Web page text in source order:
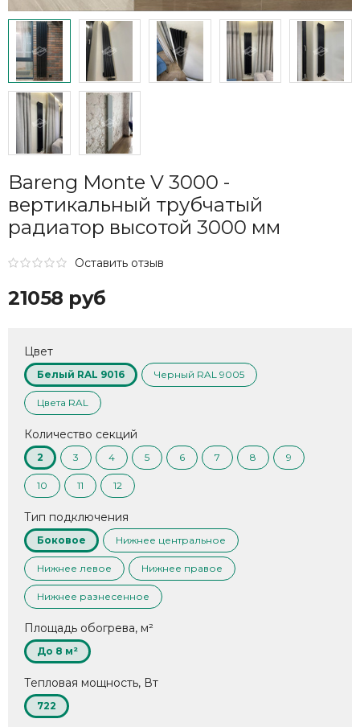
Bareng Monte V 3000 -
вертикальный трубчатый
радиатор высотой 3000 мм
Оставить отзыв
21058 руб
Цвет
Белый RAL 9016 Черный RAL 9005
Цвета RAL
Количество секций
2 3 4 5 6 7 8 9
10 11 12
Тип подключения
Боковое Нижнее центральное
Нижнее левое Нижнее правое
Нижнее разнесенное
Площадь обогрева, м²
До 8 м²
Тепловая мощность, Вт
722